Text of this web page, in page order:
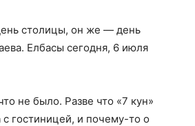
столицы, он же — день
Елбасы сегодня, 6 июля
не было. Разве что «7 кун»
с гостиницей, и почему-то о